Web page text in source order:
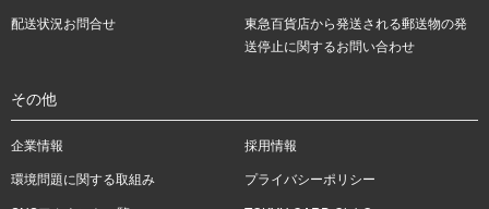
配送状況お問合せ
東急百貨店から発送される郵送物の発
送停止に関するお問い合わせ
その他
企業情報
採用情報
環境問題に関する取組み
プライバシーポリシー